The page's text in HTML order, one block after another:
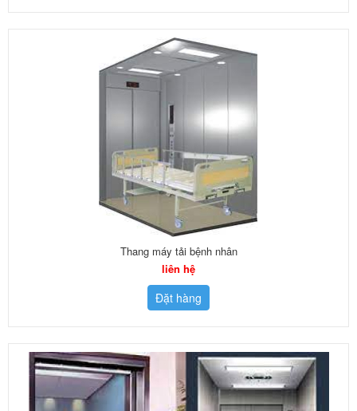
Thang máy tải bệnh nhân
liên hệ
Đặt hàng